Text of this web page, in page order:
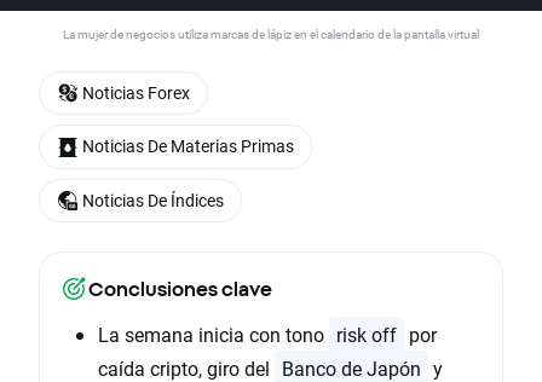
La mujer de negocios utiliza marcas de lápiz en el calendario de la pantalla virtual
Conclusiones clave
La semana inicia con tono risk off por
caída cripto, giro del Banco de Japón y
Noticias Forex
Noticias De Materias Primas
Noticias De Índices